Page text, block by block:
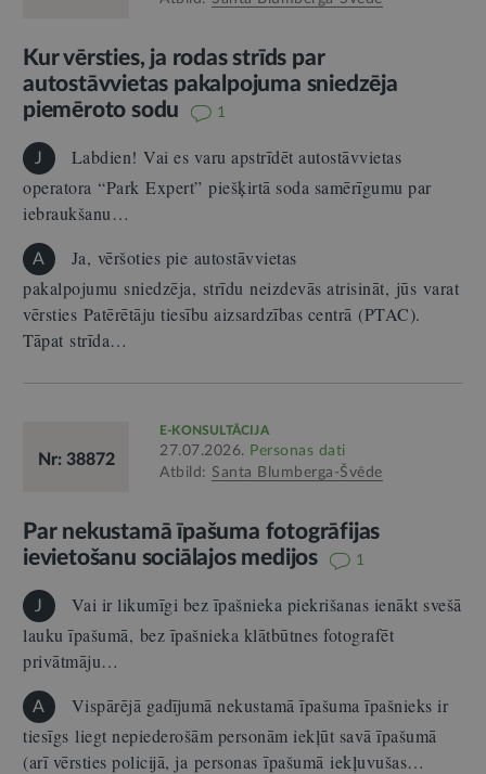
Kur vērsties, ja rodas strīds par
autostāvvietas pakalpojuma sniedzēja
piemēroto sodu
1
J
Labdien! Vai es varu apstrīdēt autostāvvietas
operatora “Park Expert” piešķirtā soda samērīgumu par
iebraukšanu…
A
Ja, vēršoties pie autostāvvietas
pakalpojumu sniedzēja, strīdu neizdevās atrisināt, jūs varat
vērsties Patērētāju tiesību aizsardzības centrā (PTAC).
Tāpat strīda…
Nr: 38872
E-KONSULTĀCIJA
27.07.2026. Personas dati
Atbild: Santa Blumberga-Švēde
Par nekustamā īpašuma fotogrāfijas
ievietošanu sociālajos medijos
1
J
Vai ir likumīgi bez īpašnieka piekrišanas ienākt svešā
lauku īpašumā, bez īpašnieka klātbūtnes fotografēt
privātmāju…
A
Vispārējā gadījumā nekustamā īpašuma īpašnieks ir
tiesīgs liegt nepiederošām personām iekļūt savā īpašumā
(arī vērsties policijā, ja personas īpašumā iekļuvušas…